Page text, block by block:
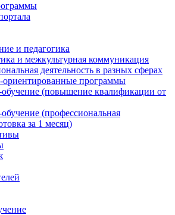
и педагогика
и межкультурная коммуникация
деятельность в разных сферах
ориентированные программы
обучение (повышение квалификации от
(профессиональная
за 1 месяц)